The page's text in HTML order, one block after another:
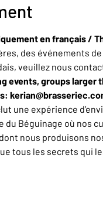
en français /
des événements
veuillez nous
events, groups larger
une expérience
du Béguinage où
nous produisons
tous les secrets qui